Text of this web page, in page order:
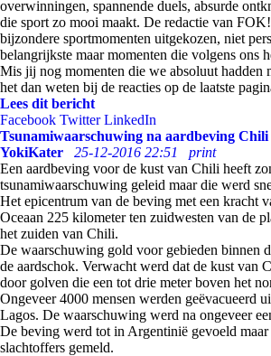
overwinningen, spannende duels, absurde
die sport zo mooi maakt. De redactie van
bijzondere sportmomenten uitgekozen, niet
belangrijkste maar momenten die volgens ons
Mis jij nog momenten die we absoluut hadden
het dan weten bij de reacties op de laatste
Lees dit bericht
Facebook Twitter LinkedIn
Tsunamiwaarschuwing na aardbeving Chili
YokiKater
25-12-2016 22:51
print
Een aardbeving voor de kust van Chili heeft
tsunamiwaarschuwing geleid maar die werd
Het epicentrum van de beving met een kracht
Oceaan 225 kilometer ten zuidwesten van de
het zuiden van Chili.
De waarschuwing gold voor gebieden binnen
de aardschok. Verwacht werd dat de kust van
door golven die een tot drie meter boven het
Ongeveer 4000 mensen werden geëvacueerd
Lagos. De waarschuwing werd na ongeveer
De beving werd tot in Argentinië gevoeld maar
slachtoffers gemeld.